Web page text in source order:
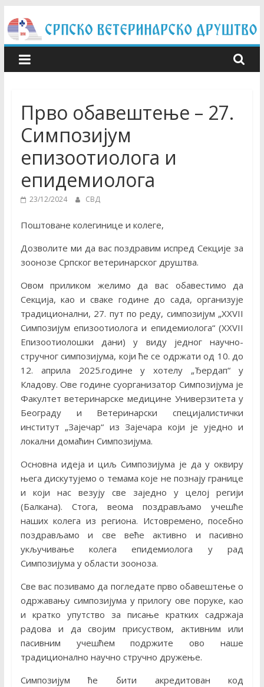
to
content
Прво обавештење – 27.
Симпозијум
епизоотиолога и
епидемиолога
23/12/2024 СВД
Поштоване колегинице и колеге,
Дозволите ми да вас поздравим испред Секције за
зоонозе Српског ветеринарског друштва.
Овом приликом желимо да вас обавестимо да
Секција, као и сваке године до сада, организује
традиционални, 27. пут по реду, симпозијум „XXVII
Симпозијум епизоотиолога и епидемиолога“ (XXVII
Епизоотиолошки дани) у виду једног научно-
стручног симпозијума, који ће се одржати од 10. до
12. априла 2025.године у хотелу „Ђердап“ у
Кладову. Ове године суорганизатор Симпозијума је
Факултет ветеринарске медицине Универзитета у
Београду и Ветеринарски специјалистички
институт „Зајечар“ из Зајечара који је уједно и
локални домаћин Симпозијума.
Основна идеја и циљ Симпозијума је да у оквиру
њега дискутујемо о темама које не познају границе
и који нас везују све заједно у целој регији
(Балкана). Стога, веома поздрављамо учешће
наших колега из региона. Истовремено, посебно
поздрављамо и све веће активно и пасивно
укључивање колега епидемиолога у рад
Симпозијума у области зооноза.
Све вас позивамо да погледате прво обавештење о
одржавању симпозијума у прилогу ове поруке, као
и кратко упутство за писање кратких садржаја
радова и да својим присуством, активним или
пасивним учешћем подржите ово наше
традиционално научно стручно дружење.
Симпозијум ће бити акредитован код